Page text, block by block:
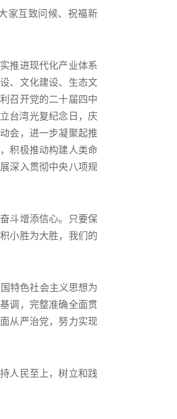
家互致问候、祝福新
推进现代化产业体系
、文化建设、生态文
召开党的二十届四中
台湾光复纪念日，庆
会，进一步凝聚起推
积极推动构建人类命
深入贯彻中央八项规
斗增添信心。只要保
小胜为大胜，我们的
特色社会主义思想为
调，完整准确全面贯
从严治党，努力实现
人民至上，树立和践